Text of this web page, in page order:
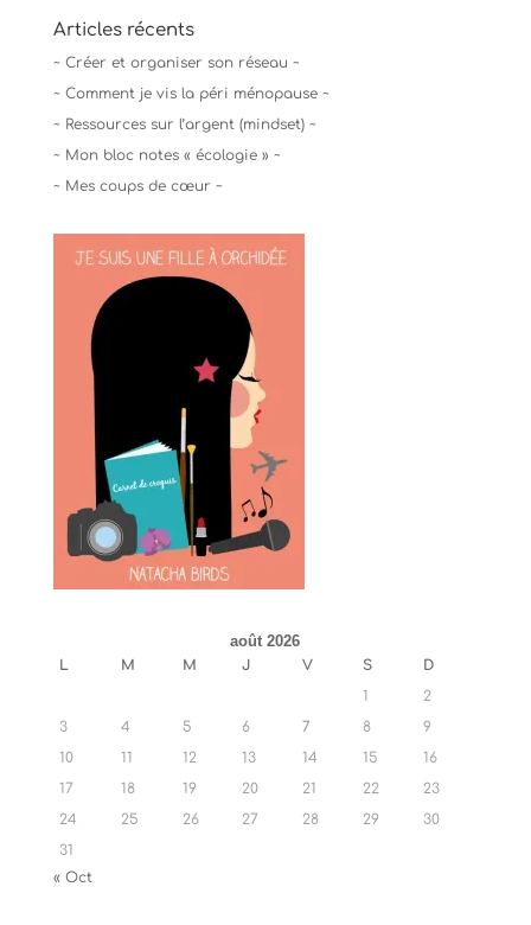
Articles récents
~ Créer et organiser son réseau ~
~ Comment je vis la péri ménopause ~
~ Ressources sur l’argent (mindset) ~
~ Mon bloc notes « écologie » ~
~ Mes coups de cœur ~
août 2026
L M M J V S
D
1
2
3
4 5 6 7 8
9
10
11 12 13 14 15
16
17
18 19 20 21 22
23
24
25 26 27 28 29
30
31
« Oct